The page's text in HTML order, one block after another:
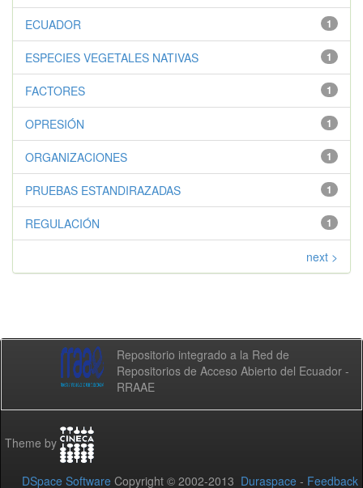
1
ECUADOR
1
ESPECIES VEGETALES NATIVAS
1
FACTORES
1
OPRESIÓN
1
ORGANIZACIONES
1
PRUEBAS ESTANDIRAZADAS
1
REGULACIÓN
next >
Repositorio integrado a la Red de
Repositorios de Acceso Abierto del Ecuador -
RRAAE
Theme by
DSpace Software Copyright © 2002-2013 Duraspace - Feedback